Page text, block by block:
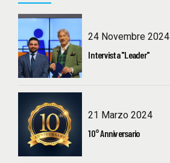
24 Novembre 2024
Intervista "Leader"
21 Marzo 2024
10° Anniversario